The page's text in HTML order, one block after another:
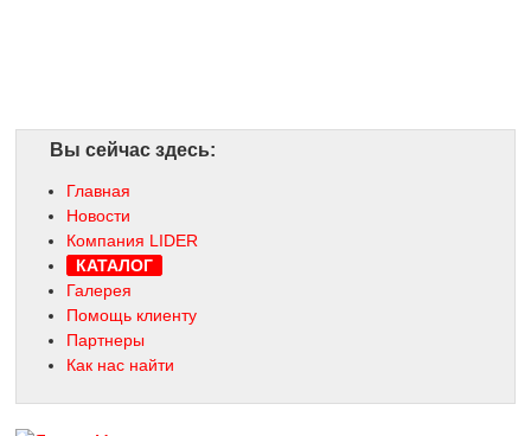
Вы сейчас здесь:
Главная
Новости
Компания LIDER
КАТАЛОГ
Галерея
Помощь клиенту
Партнеры
Как нас найти